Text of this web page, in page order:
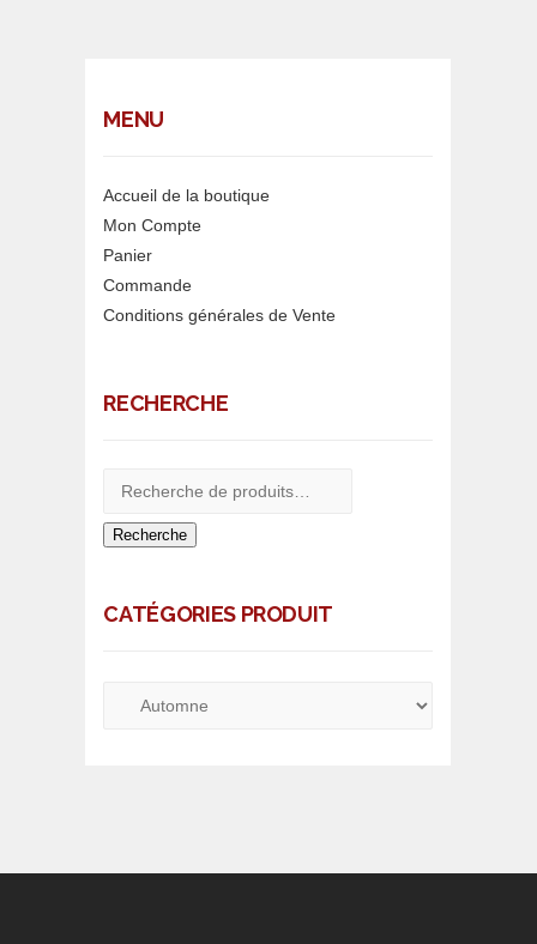
MENU
Accueil de la boutique
Mon Compte
Panier
Commande
Conditions générales de Vente
RECHERCHE
Recherche
CATÉGORIES PRODUIT